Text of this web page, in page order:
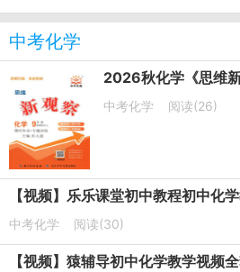
中考化学
中考化学 阅读(26)
【视频】乐乐课堂初中教程初中化
中考化学 阅读(30)
【视频】猿辅导初中化学教学视频